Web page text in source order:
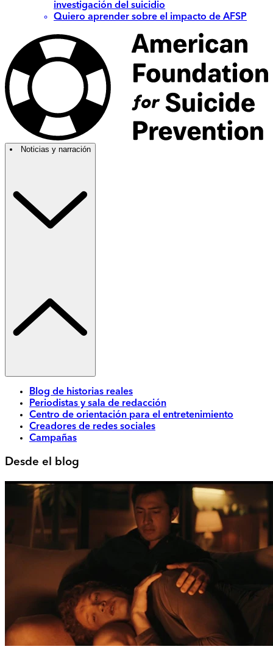
investigación del suicidio
Quiero aprender sobre el impacto de AFSP
Noticias y narración
Blog de historias reales
Periodistas y sala de redacción
Centro de orientación para el entretenimiento
Creadores de redes sociales
Campañas
Desde el blog